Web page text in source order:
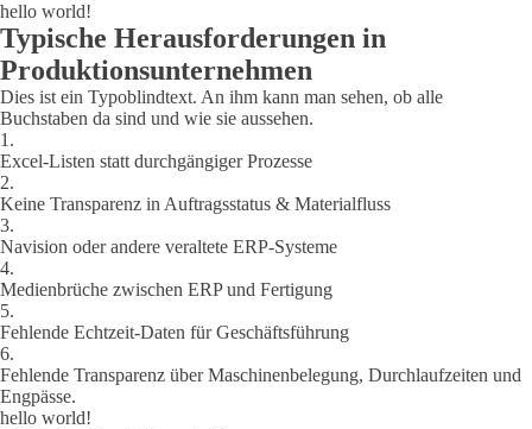
hello world!
Typische Herausforderungen in
Produktionsunternehmen
Dies ist ein Typoblindtext. An ihm kann man sehen, ob alle
Buchstaben da sind und wie sie aussehen.
1.
Excel-Listen statt durchgängiger Prozesse
2.
Keine Transparenz in Auftragsstatus & Materialfluss
3.
Navision oder andere veraltete ERP-Systeme
4.
Medienbrüche zwischen ERP und Fertigung
5.
Fehlende Echtzeit-Daten für Geschäftsführung
6.
Fehlende Transparenz über Maschinenbelegung, Durchlaufzeiten und
Engpässe.
hello world!